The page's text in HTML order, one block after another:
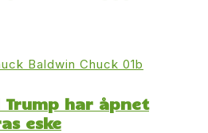
Trump har åpnet
eske